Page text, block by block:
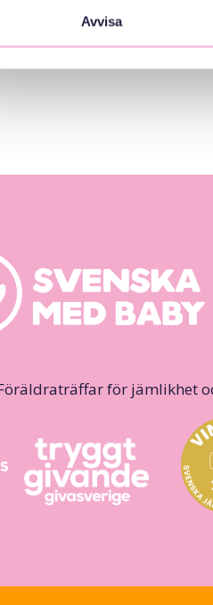
Avvisa
för jämlikhet